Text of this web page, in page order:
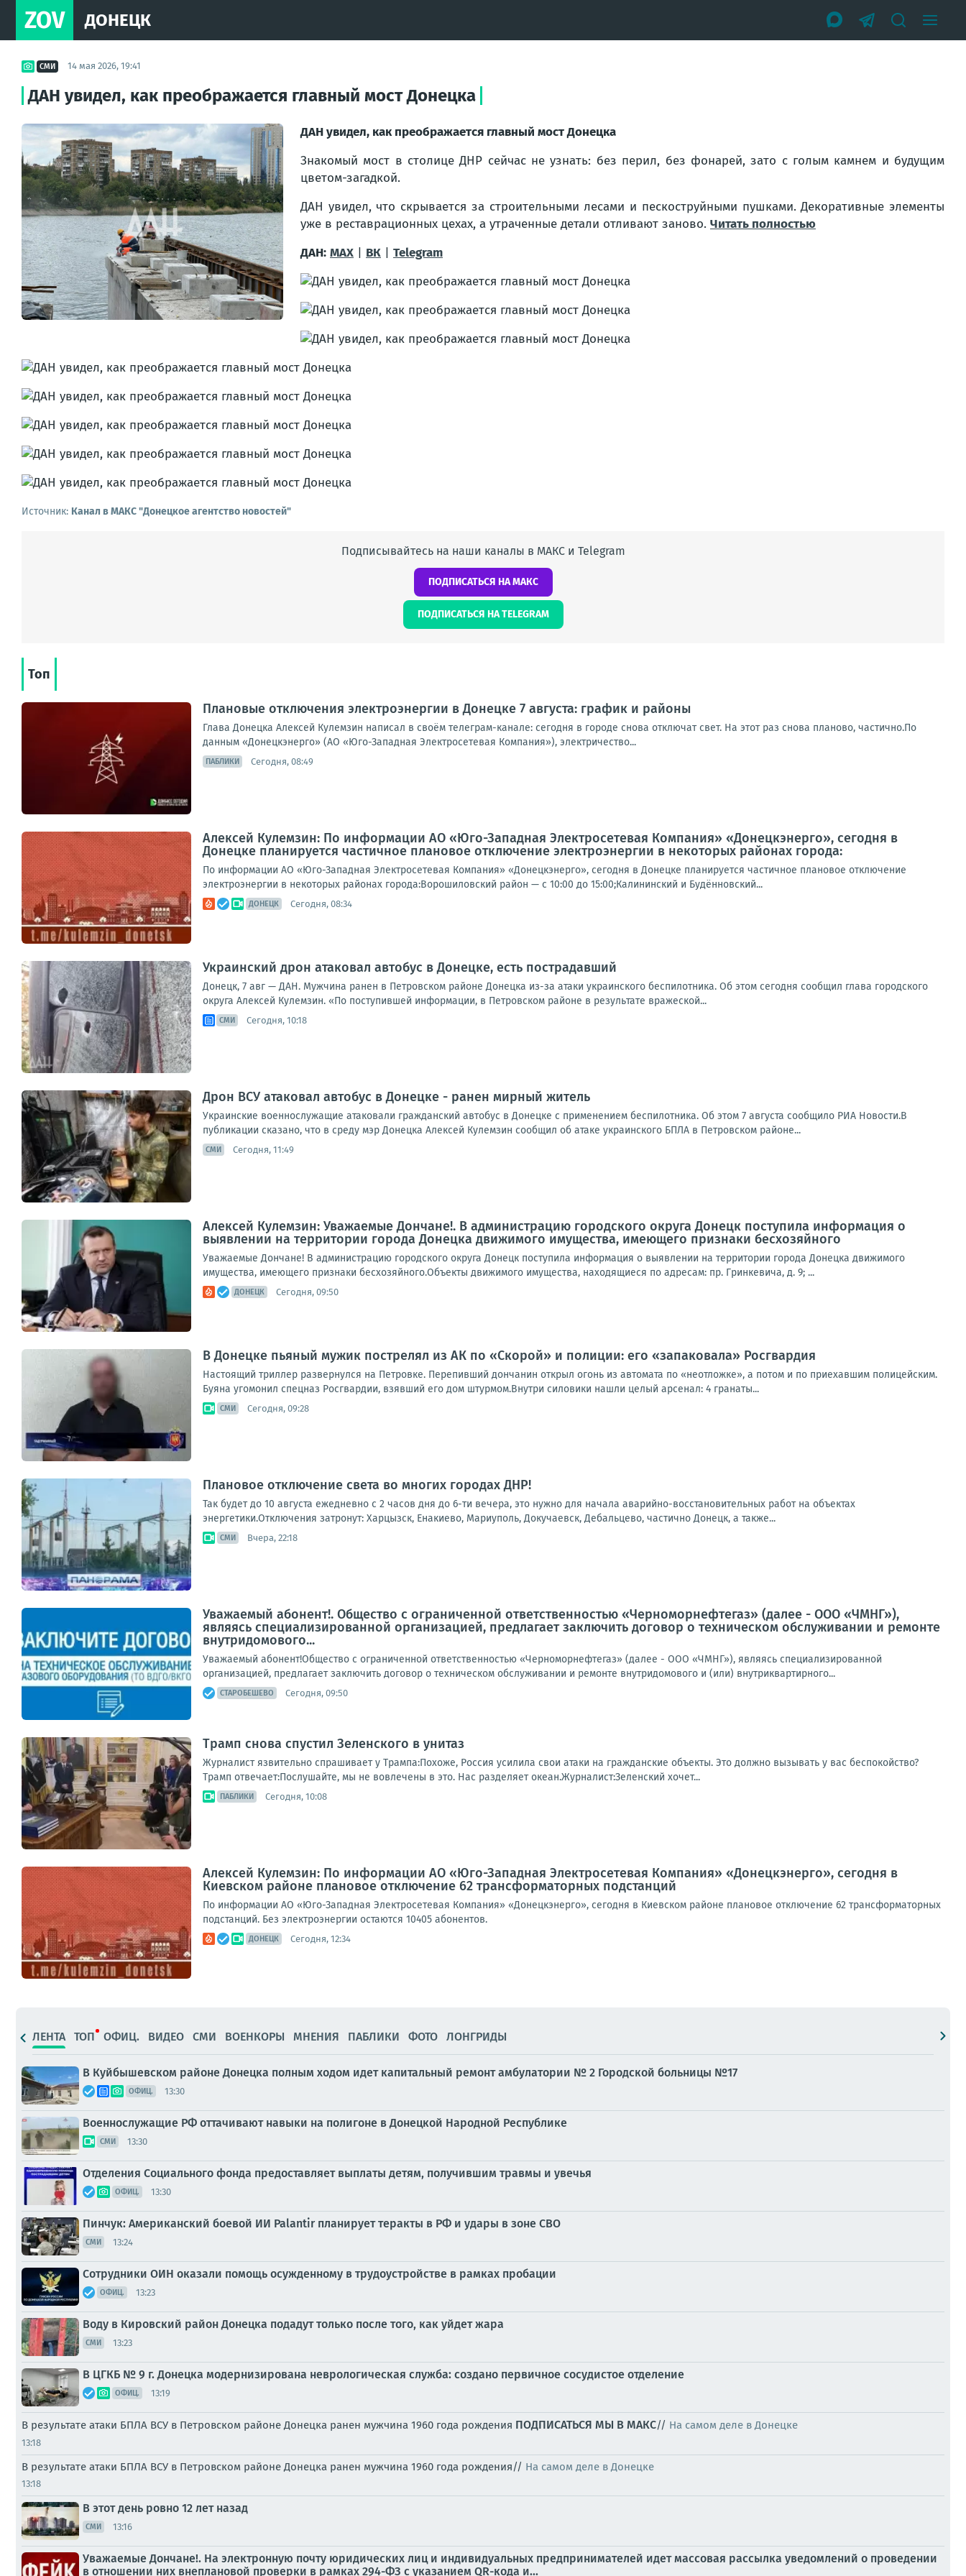
ZOV ДОНЕЦК
СМИ 14 мая 2026, 19:41
ДАН увидел, как преображается главный мост Донецка
ДАН увидел, как преображается главный мост Донецка
Знакомый мост в столице ДНР сейчас не узнать: без перил, без фонарей, зато с голым камнем и будущим
цветом-загадкой.
ДАН увидел, что скрывается за строительными лесами и пескоструйными пушками. Декоративные элементы
уже в реставрационных цехах, а утраченные детали отливают заново. Читать полностью
ДАН: MAX ВК Telegram
Источник: Канал в МАКС "Донецкое агентство новостей"
Подписывайтесь на наши каналы в МАКС и Telegram
ПОДПИСАТЬСЯ НА МАКС
ПОДПИСАТЬСЯ НА TELEGRAM
Топ
Плановые отключения электроэнергии в Донецке 7 августа: график и районы
Глава Донецка Алексей Кулемзин написал в своём телеграм-канале: сегодня в городе снова отключат свет. На этот раз снова планово, частично.По
данным «Донецкэнерго» (АО «Юго-Западная Электросетевая Компания»), электричество...
ПАБЛИКИ Сегодня, 08:49
Алексей Кулемзин: По информации АО «Юго-Западная Электросетевая Компания» «Донецкэнерго», сегодня в
Донецке планируется частичное плановое отключение электроэнергии в некоторых районах города:
По информации АО «Юго-Западная Электросетевая Компания» «Донецкэнерго», сегодня в Донецке планируется частичное плановое отключение
электроэнергии в некоторых районах города:Ворошиловский район — с 10:00 до 15:00;Калининский и Будённовский...
ДОНЕЦК Сегодня, 08:34
Украинский дрон атаковал автобус в Донецке, есть пострадавший
Донецк, 7 авг — ДАН. Мужчина ранен в Петровском районе Донецка из-за атаки украинского беспилотника. Об этом сегодня сообщил глава городского
округа Алексей Кулемзин. «По поступившей информации, в Петровском районе в результате вражеской...
СМИ Сегодня, 10:18
Дрон ВСУ атаковал автобус в Донецке - ранен мирный житель
Украинские военнослужащие атаковали гражданский автобус в Донецке с применением беспилотника. Об этом 7 августа сообщило РИА Новости.В
публикации сказано, что в среду мэр Донецка Алексей Кулемзин сообщил об атаке украинского БПЛА в Петровском районе...
СМИ Сегодня, 11:49
Алексей Кулемзин: Уважаемые Дончане!. В администрацию городского округа Донецк поступила информация о
выявлении на территории города Донецка движимого имущества, имеющего признаки бесхозяйного
Уважаемые Дончане! В администрацию городского округа Донецк поступила информация о выявлении на территории города Донецка движимого
имущества, имеющего признаки бесхозяйного.Объекты движимого имущества, находящиеся по адресам: пр. Гринкевича, д. 9; ...
ДОНЕЦК Сегодня, 09:50
В Донецке пьяный мужик пострелял из АК по «Скорой» и полиции: его «запаковала» Росгвардия
Настоящий триллер развернулся на Петровке. Перепивший дончанин открыл огонь из автомата по «неотложке», а потом и по приехавшим полицейским.
Буяна угомонил спецназ Росгвардии, взявший его дом штурмом.Внутри силовики нашли целый арсенал: 4 гранаты...
СМИ Сегодня, 09:28
Плановое отключение света во многих городах ДНР!
Так будет до 10 августа ежедневно с 2 часов дня до 6-ти вечера, это нужно для начала аварийно-восстановительных работ на объектах
энергетики.Отключения затронут: Харцызск, Енакиево, Мариуполь, Докучаевск, Дебальцево, частично Донецк, а также...
СМИ Вчера, 22:18
Уважаемый абонент!. Общество с ограниченной ответственностью «Черноморнефтегаз» (далее - ООО «ЧМНГ»),
являясь специализированной организацией, предлагает заключить договор о техническом обслуживании и ремонте
внутридомового...
Уважаемый абонент!Общество с ограниченной ответственностью «Черноморнефтегаз» (далее - ООО «ЧМНГ»), являясь специализированной
организацией, предлагает заключить договор о техническом обслуживании и ремонте внутридомового и (или) внутриквартирного...
СТАРОБЕШЕВО Сегодня, 09:50
Трамп снова спустил Зеленского в унитаз
Журналист язвительно спрашивает у Трампа:Похоже, Россия усилила свои атаки на гражданские объекты. Это должно вызывать у вас беспокойство?
Трамп отвечает:Послушайте, мы не вовлечены в это. Нас разделяет океан.Журналист:Зеленский хочет...
ПАБЛИКИ Сегодня, 10:08
Алексей Кулемзин: По информации АО «Юго-Западная Электросетевая Компания» «Донецкэнерго», сегодня в
Киевском районе плановое отключение 62 трансформаторных подстанций
По информации АО «Юго-Западная Электросетевая Компания» «Донецкэнерго», сегодня в Киевском районе плановое отключение 62 трансформаторных
подстанций. Без электроэнергии остаются 10405 абонентов.
ДОНЕЦК Сегодня, 12:34
ЛЕНТА ТОП ОФИЦ. ВИДЕО СМИ ВОЕНКОРЫ МНЕНИЯ ПАБЛИКИ ФОТО ЛОНГРИДЫ
В Куйбышевском районе Донецка полным ходом идет капитальный ремонт амбулатории № 2 Городской больницы №17
ОФИЦ. 13:30
Военнослужащие РФ оттачивают навыки на полигоне в Донецкой Народной Республике
СМИ 13:30
Отделения Социального фонда предоставляет выплаты детям, получившим травмы и увечья
ОФИЦ. 13:30
Пинчук: Американский боевой ИИ Palantir планирует теракты в РФ и удары в зоне СВО
СМИ 13:24
Сотрудники ОИН оказали помощь осужденному в трудоустройстве в рамках пробации
ОФИЦ. 13:23
Воду в Кировский район Донецка подадут только после того, как уйдет жара
СМИ 13:23
В ЦГКБ № 9 г. Донецка модернизирована неврологическая служба: создано первичное сосудистое отделение
ОФИЦ. 13:19
В результате атаки БПЛА ВСУ в Петровском районе Донецка ранен мужчина 1960 года рождения ПОДПИСАТЬСЯ МЫ В MAКС// На самом деле в Донецке
13:18
В результате атаки БПЛА ВСУ в Петровском районе Донецка ранен мужчина 1960 года рождения// На самом деле в Донецке
13:18
В этот день ровно 12 лет назад
СМИ 13:16
Уважаемые Дончане!. На электронную почту юридических лиц и индивидуальных предпринимателей идет массовая рассылка уведомлений о проведении
в отношении них внеплановой проверки в рамках 294-ФЗ с указанием QR-кода и...